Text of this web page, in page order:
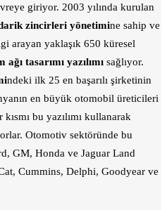
giriyor. 2003 yılında kurulan
zincirleri yönetimine sahip ve
arayan yaklaşık 650 küresel
tasarımı yazılımı sağlıyor.
ndeki ilk 25 en başarılı şirketinin
en büyük otomobil üreticileri
bu yazılımı kullanarak
Otomotiv sektöründe bu
GM, Honda ve Jaguar Land
Cummins, Delphi, Goodyear ve